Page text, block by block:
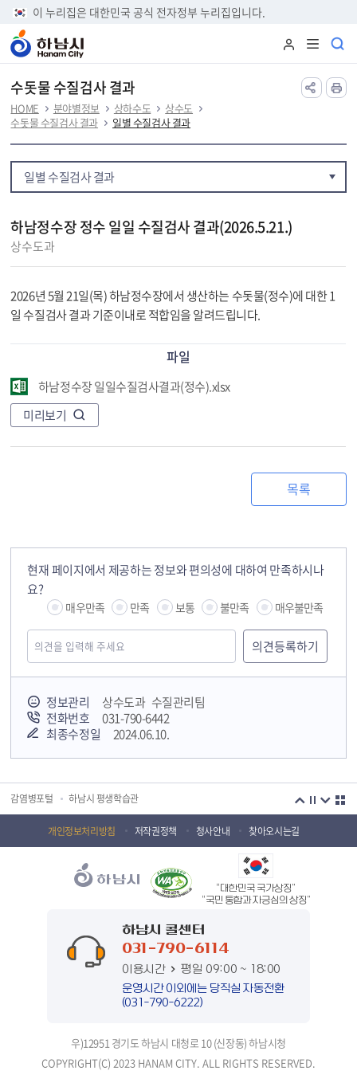
본문 바로가기
이 누리집은 대한민국 공식 전자정부 누리집입니다.
수돗물 수질검사 결과
HOME 분야별정보 상하수도
상수도
수돗물 수질검사 결과
일별 수질검사 결과
일별 수질검사 결과
하남정수장 정수 일일 수질검사 결과(2026.5.21.)
상수도과
2026년 5월 21일(목) 하남정수장에서 생산하는 수돗물(정수)에 대한 1
일 수질검사 결과 기준이내로 적합임을 알려드립니다.
파일
하남정수장 일일수질검사결과(정수).xlsx
미리보기
목록
현재 페이지에서 제공하는 정보와 편의성에 대하여 만족하시나
요?
매우만족 만족 보통 불만족 매우불만족
정보관리
상수도과 수질관리팀
전화번호
031-790-6442
최종수정일
2024.06.10.
국민안전교육플랫폼
감염병포털 하남시 평생학습관
하남혁신교육지구 huic 하남도시공사
하남종합운동장 국민체육센터 하남문화재단 하남역사박물관
하남시 가족센터
하남시정신건강복지센터
(재)하남시자원봉사센터 하남시환경교육센터
하남시 장애인 무료법률 상담센터 경기도의회 하남상담소
경기도 장애인생산품판매시설
개인정보처리방침 저작권정책 청사안내 찾아오시는길
우)12951 경기도 하남시 대청로 10 (신장동) 하남시청
COPYRIGHT(C) 2023 HANAM CITY. ALL RIGHTS RESERVED.
하남시 콜센터
031-790-6114
이용시간
평일 09:00 ~ 18:00
운영시간 이외에는 당직실 자동전환
(031-790-6222)
“대한민국 국가상징”
“국민 통합과 자긍심의 상징”